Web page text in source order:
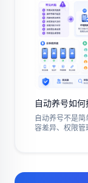
自动养号如
自动养号不是
容差异、权限管